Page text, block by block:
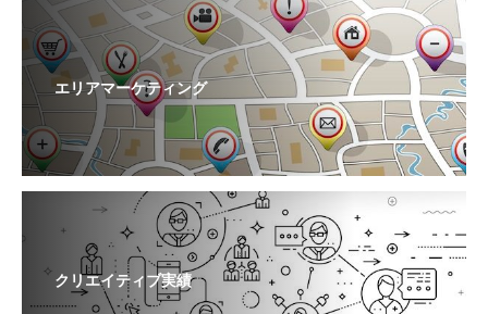
エリアマーケティング
クリエイティブ実績